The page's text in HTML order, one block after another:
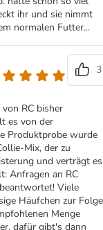
ihr und sie nimmt
normalen Futter...
3
RC bisher
es von der
Produktprobe wurde
Mix, der zu
und verträgt es
Anfragen an RC
Viele
Häufchen zur Folge
Menge
dafür gibt's dann